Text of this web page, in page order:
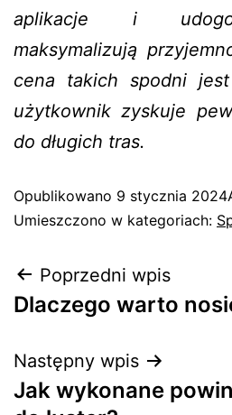
aplikacje i
maksymalizują
cena takich spodni
użytkownik zyskuje
do długich tras.
Opublikowano 9 stycznia 2024
Umieszczono w kategoriach:
Poprzedni wpis
Dlaczego warto
Następny wpis
Jak wykonane